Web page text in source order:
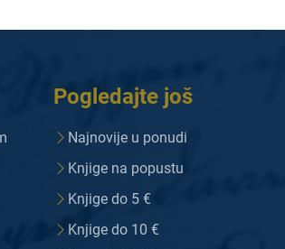
Pogledajte još
Najnovije u ponudi
Knjige na popustu
Knjige do 5 €
Knjige do 10 €